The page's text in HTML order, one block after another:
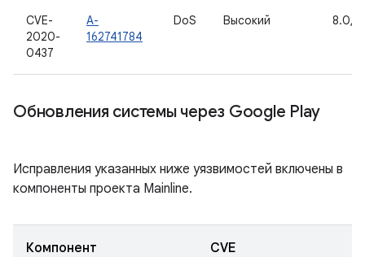
CVE-
2020-
0437
A-
162741784
DoS Высокий 8.0,
Обновления системы через Google Play
Исправления указанных ниже уязвимостей включены в
компоненты проекта Mainline.
Компонент CVE